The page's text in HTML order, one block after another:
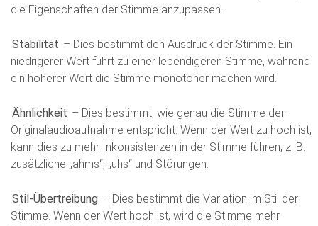
die Eigenschaften der Stimme anzupassen.
Stabilität – Dies bestimmt den Ausdruck der Stimme. Ein
niedrigerer Wert führt zu einer lebendigeren Stimme, während
ein höherer Wert die Stimme monotoner machen wird.
Ähnlichkeit – Dies bestimmt, wie genau die Stimme der
Originalaudioaufnahme entspricht. Wenn der Wert zu hoch ist,
kann dies zu mehr Inkonsistenzen in der Stimme führen, z. B.
zusätzliche „ähms“, „uhs“ und Störungen.
Stil-Übertreibung – Dies bestimmt die Variation im Stil der
Stimme. Wenn der Wert hoch ist, wird die Stimme mehr